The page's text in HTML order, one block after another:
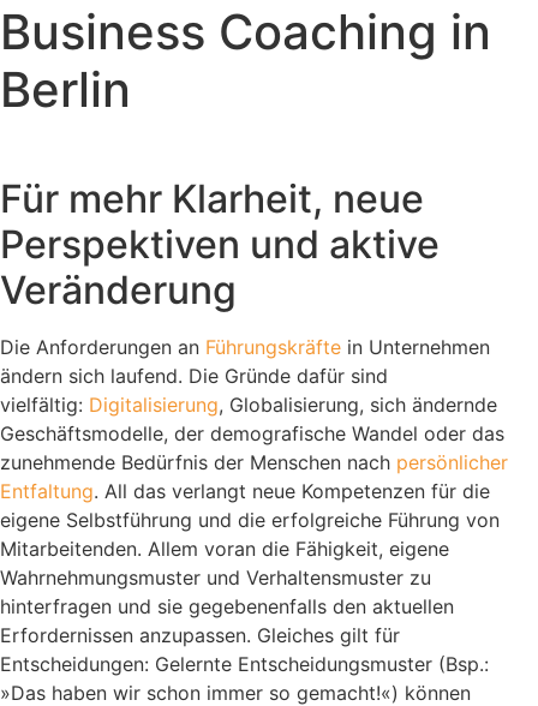
Business Coaching in
Berlin
Für mehr Klarheit, neue
Perspektiven und aktive
Veränderung
Die Anforderungen an Führungskräfte in Unternehmen
ändern sich laufend. Die Gründe dafür sind
vielfältig: Digitalisierung, Globalisierung, sich ändernde
Geschäftsmodelle, der demografische Wandel oder das
zunehmende Bedürfnis der Menschen nach persönlicher
Entfaltung. All das verlangt neue Kompetenzen für die
eigene Selbstführung und die erfolgreiche Führung von
Mitarbeitenden. Allem voran die Fähigkeit, eigene
Wahrnehmungsmuster und Verhaltensmuster zu
hinterfragen und sie gegebenenfalls den aktuellen
Erfordernissen anzupassen. Gleiches gilt für
Entscheidungen: Gelernte Entscheidungsmuster (Bsp.:
»Das haben wir schon immer so gemacht!«) können